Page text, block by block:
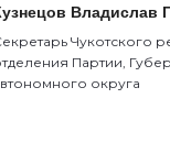
Владислав
Чукотского
Партии,
округа